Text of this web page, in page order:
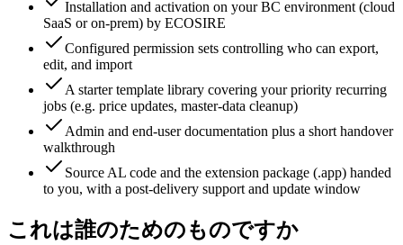
Installation and activation on your BC environment (cloud
SaaS or on-prem) by ECOSIRE
Configured permission sets controlling who can export,
edit, and import
A starter template library covering your priority recurring
jobs (e.g. price updates, master-data cleanup)
Admin and end-user documentation plus a short handover
walkthrough
Source AL code and the extension package (.app) handed
to you, with a post-delivery support and update window
これは誰のためのものですか